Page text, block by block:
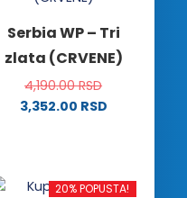
Serbia WP – Tri
zlata (CRVENE)
4,190.00RSD
3,352.00 RSD
više
20% POPUSTA!